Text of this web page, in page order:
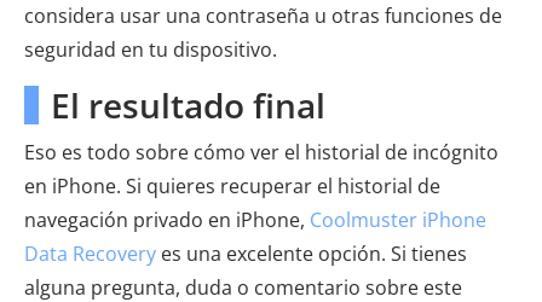
considera usar una contraseña u otras funciones de
seguridad en tu dispositivo.
El resultado final
Eso es todo sobre cómo ver el historial de incógnito
en iPhone. Si quieres recuperar el historial de
navegación privado en iPhone, Coolmuster iPhone
Data Recovery es una excelente opción. Si tienes
alguna pregunta, duda o comentario sobre este